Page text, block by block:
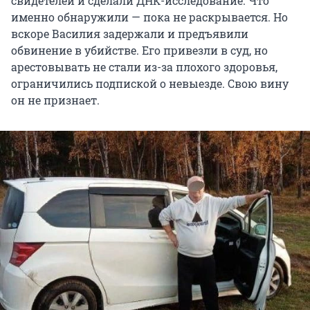
именно обнаружили — пока не раскрывается. Но
вскоре Василия задержали и предъявили
обвинение в убийстве. Его привезли в суд, но
арестовывать не стали из-за плохого здоровья,
ограничились подпиской о невыезде. Свою вину
он не признает.